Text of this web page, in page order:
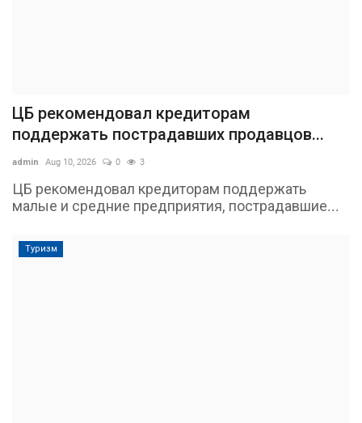
ЦБ рекомендовал кредиторам
поддержать пострадавших продавцов...
admin Aug 10, 2026 0 3
ЦБ рекомендовал кредиторам поддержать
малые и средние предприятия, пострадавшие...
Туризм